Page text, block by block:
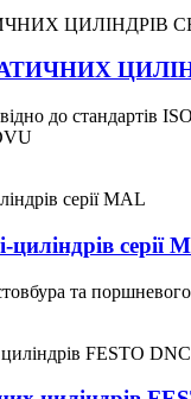
до стандартів
циліндрів серії
та